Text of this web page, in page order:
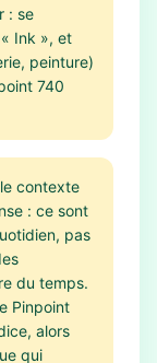
: se
Ink », et
peinture)
740
contexte
: ce sont
pas
du temps.
Pinpoint
alors
qui